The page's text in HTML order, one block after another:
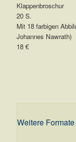
Klappenbroschur
20 S.
Mit 18 farbigen
Johannes Nawrath)
18 €
Weitere